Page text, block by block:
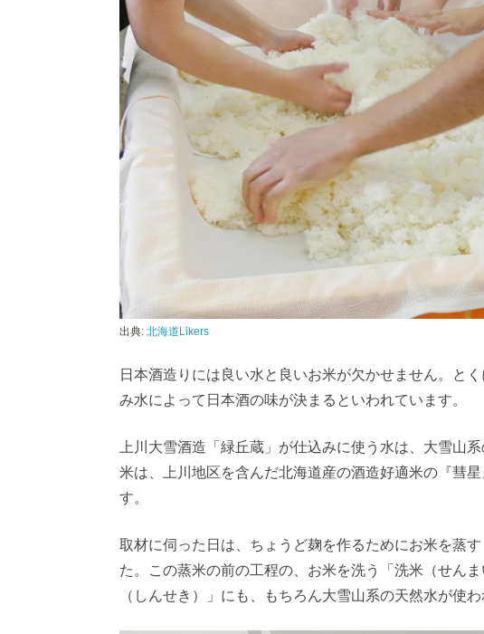
出典: 北海道Likers
日本酒造りには良い水と良いお米が欠かせません。と
み水によって日本酒の味が決まるといわれています。
上川大雪酒造「緑丘蔵」が仕込みに使う水は、大雪山
米は、上川地区を含んだ北海道産の酒造好適米の『彗
す。
取材に伺った日は、ちょうど麹を作るためにお米を蒸
た。この蒸米の前の工程の、お米を洗う「洗米（せん
（しんせき）」にも、もちろん大雪山系の天然水が使わ